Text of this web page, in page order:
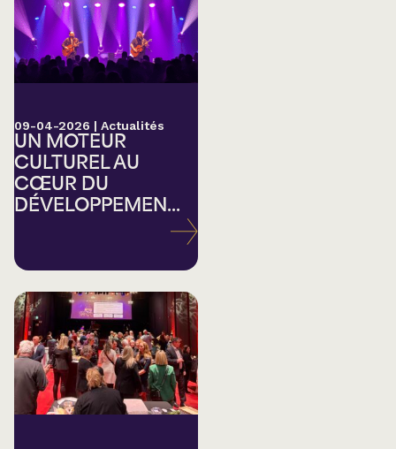
09-04-2026 | Actualités
UN MOTEUR
CULTUREL AU
CŒUR DU
DÉVELOPPEMEN...